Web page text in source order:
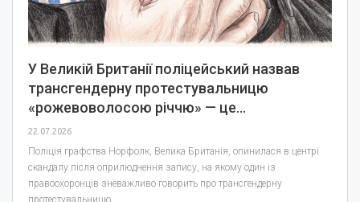
У Великій Британії поліцейський назвав
трансгендерну протестувальницю
«рожевоволосою річчю» — це…
22.07.2026
Поліція графства Норфолк, Велика Британія, опинилася в центрі
скандалу після оприлюднення запису, на якому один із
правоохоронців зневажливо говорить про трансгендерну